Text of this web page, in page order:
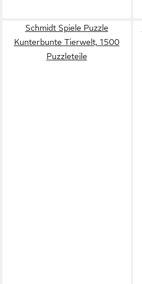
Schmidt Spiele Puzzle
Kunterbunte Tierwelt, 1500
Puzzleteile